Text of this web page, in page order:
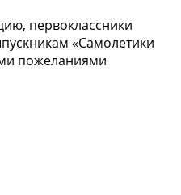
первоклассники
«Самолетики
пожеланиями